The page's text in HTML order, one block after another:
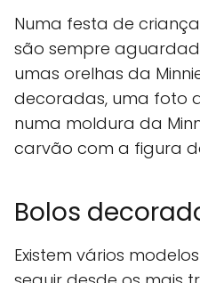
Numa festa de
são sempre
umas orelhas da
decoradas, uma foto
numa moldura da
carvão com a figura
Bolos
Existem vários